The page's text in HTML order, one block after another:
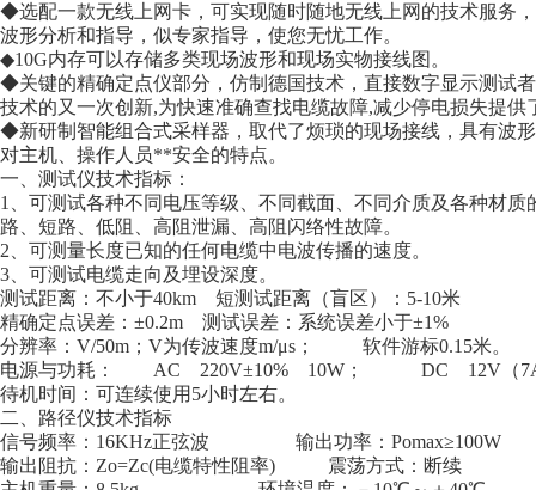
◆选配一款无线上网卡，可实现随时随地无线上网的技术服务
波形分析和指导，似专家指导，使您无忧工作。
◆10G内存可以存储多类现场波形和现场实物接线图。
◆关键的精确定点仪部分，仿制德国技术，直接数字显示测试
技术的又一次创新,为快速准确查找电缆故障,减少停电损失提供
◆新研制智能组合式采样器，取代了烦琐的现场接线，具有波
对主机、操作人员**安全的特点。
一、测试仪技术指标：
1、可测试各种不同电压等级、不同截面、不同介质及各种材
路、短路、低阻、高阻泄漏、高阻闪络性故障。
2、可测量长度已知的任何电缆中电波传播的速度。
3、可测试电缆走向及埋设深度。
测试距离：不小于40km 短测试距离（盲区）：5-10米
精确定点误差：±0.2m 测试误差：系统误差小于±1%
分辨率：V/50m；V为传波速度m/μs； 软件游标0.15米。
电源与功耗： AC 220V±10% 10W； DC 12V（
待机时间：可连续使用5小时左右。
二、路径仪技术指标
信号频率：16KHz正弦波 输出功率：Pomax≥100W
输出阻抗：Zo=Zc(电缆特性阻率) 震荡方式：断续